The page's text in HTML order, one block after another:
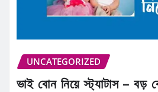
UNCATEGORIZED
ভাই বোন নিয়ে স্ট্যাটাস – বড়